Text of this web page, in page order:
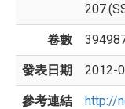
卷數
發表日期 2012-
參考連結
http://